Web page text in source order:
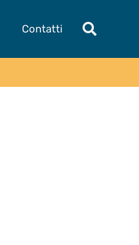
Contatti